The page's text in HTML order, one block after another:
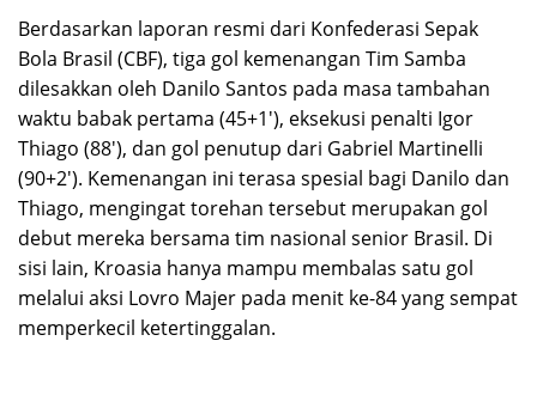
Berdasarkan laporan resmi dari Konfederasi Sepak
Bola Brasil (CBF), tiga gol kemenangan Tim Samba
dilesakkan oleh Danilo Santos pada masa tambahan
waktu babak pertama (45+1′), eksekusi penalti Igor
Thiago (88′), dan gol penutup dari Gabriel Martinelli
(90+2′). Kemenangan ini terasa spesial bagi Danilo dan
Thiago, mengingat torehan tersebut merupakan gol
debut mereka bersama tim nasional senior Brasil. Di
sisi lain, Kroasia hanya mampu membalas satu gol
melalui aksi Lovro Majer pada menit ke-84 yang sempat
memperkecil ketertinggalan.